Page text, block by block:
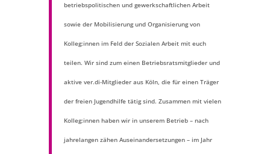
betriebspolitischen und gewerkschaftlichen Arbeit
sowie der Mobilisierung und Organisierung von
Kolleg:innen im Feld der Sozialen Arbeit mit euch
teilen. Wir sind zum einen Betriebsratsmitglieder und
aktive ver.di-Mitglieder aus Köln, die für einen Träger
der freien Jugendhilfe tätig sind. Zusammen mit vielen
Kolleg:innen haben wir in unserem Betrieb – nach
jahrelangen zähen Auseinandersetzungen – im Jahr